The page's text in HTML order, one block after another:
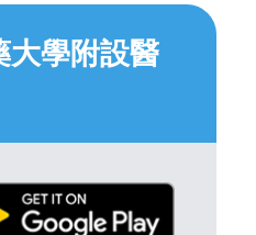
大學附設醫